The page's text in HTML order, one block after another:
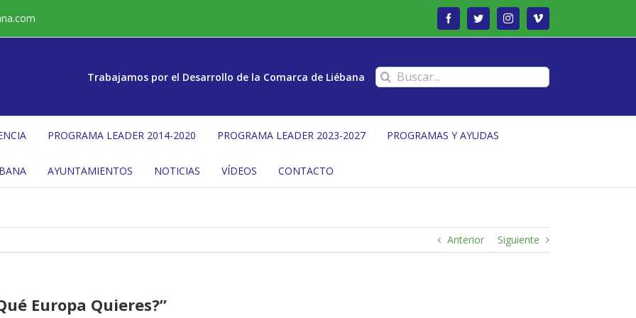
FacebookTwitterInstagramVimeo
Trabajamos por el Desarrollo de la Comarca de Liébana Buscar:
PROGRAMA LEADER 2014-2020 PROGRAMA LEADER 2023-2027 PROGRAMAS Y AYUDAS
AYUNTAMIENTOS NOTICIAS VÍDEOS CONTACTO
Anterior Siguiente
Europa Quieres?”